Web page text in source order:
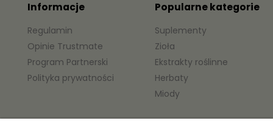
Informacje
Regulamin
Opinie Trustmate
Program Partnerski
Polityka prywatności
Popularne kategorie
Suplementy
Zioła
Ekstrakty roślinne
Herbaty
Miody